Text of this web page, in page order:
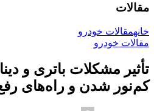
مقالات
خانهمقالات خودرو
مقالات خودرو
تأثیر مشکلات باتری و
کم‌نور شدن و راه‌های